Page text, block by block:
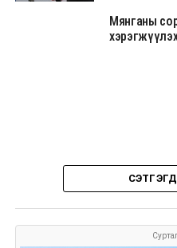
Мянганы